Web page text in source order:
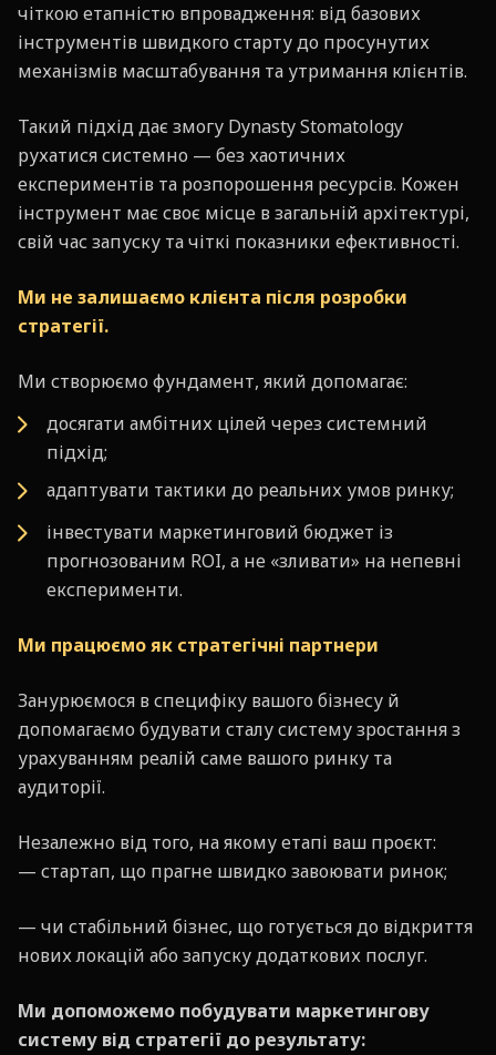
чіткою етапністю впровадження: від базових
інструментів швидкого старту до просунутих
механізмів масштабування та утримання клієнтів.
Такий підхід дає змогу Dynasty Stomatology
рухатися системно — без хаотичних
експериментів та розпорошення ресурсів. Кожен
інструмент має своє місце в загальній архітектурі,
свій час запуску та чіткі показники ефективності.
Ми не залишаємо клієнта після розробки
стратегії.
Ми створюємо фундамент, який допомагає:
досягати амбітних цілей через системний
підхід;
адаптувати тактики до реальних умов ринку;
інвестувати маркетинговий бюджет із
прогнозованим ROI, а не «зливати» на непевні
експерименти.
Ми працюємо як стратегічні партнери
Занурюємося в специфіку вашого бізнесу й
допомагаємо будувати сталу систему зростання з
урахуванням реалій саме вашого ринку та
аудиторії.
Незалежно від того, на якому етапі ваш проєкт:
— стартап, що прагне швидко завоювати ринок;
— чи стабільний бізнес, що готується до відкриття
нових локацій або запуску додаткових послуг.
Ми допоможемо побудувати маркетингову
систему від стратегії до результату: